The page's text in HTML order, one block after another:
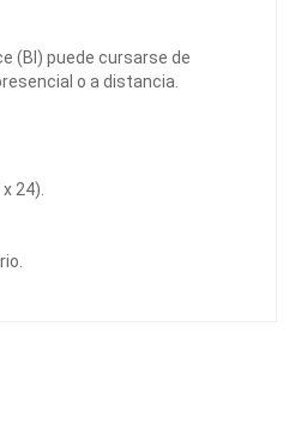
(BI) puede cursarse de
o a distancia.
24).